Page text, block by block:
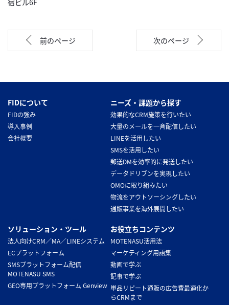
宿ビル6F
前のページ 次のページ
FIDについて
FIDの強み
導入事例
会社概要
ニーズ・課題から探す
効果的なCRM施策を行いたい
大量のメールを一斉配信したい
LINEを活用したい
SMSを活用したい
郵送DMを効率的に発送したい
データドリブンを実現したい
OMOに取り組みたい
物流をアウトソーシングしたい
通販事業を海外展開したい
ソリューション・ツール
法人向けCRM／MA／LINEシステム
ECプラットフォーム
SMSプラットフォーム配信
MOTENASU SMS
GEO専用プラットフォーム Genview
お役立ちコンテンツ
MOTENASU活用法
マーケティング用語集
動画で学ぶ
記事で学ぶ
単品リピート通販の広告費最適化か
らCRMまで